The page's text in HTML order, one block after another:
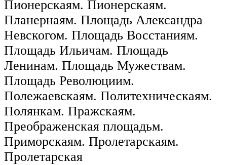
Пионерскаям. Пионерскаям.
Планернаям. Площадь Александра
Невскогом. Площадь Восстаниям.
Площадь Ильичам. Площадь
Ленинам. Площадь Мужествам.
Площадь Революциим.
Полежаевскаям. Политехническаям.
Полянкам. Пражскаям.
Преображенская площадьм.
Приморскаям. Пролетарскаям.
Пролетарская